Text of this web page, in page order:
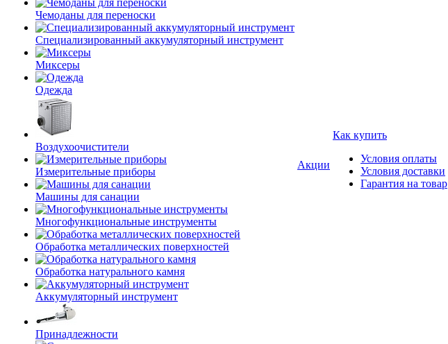
Чемоданы для переноски
Специализированный аккумуляторный инструмент
Миксеры
Одежда
Воздухоочистители
Измерительные приборы
Машины для санации
Многофункциональные инструменты
Обработка металлических поверхностей
Обработка натурального камня
Аккумуляторный инструмент
Принадлежности
Акции
Как купить
Условия оплаты
Условия доставки
Гарантия на товар